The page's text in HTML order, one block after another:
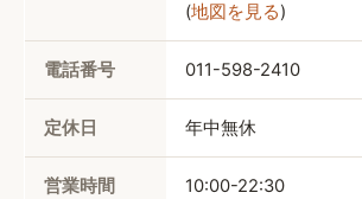
(地図を見る)
電話番号 011-598-2410
定休日 年中無休
営業時間
10:00-22:30